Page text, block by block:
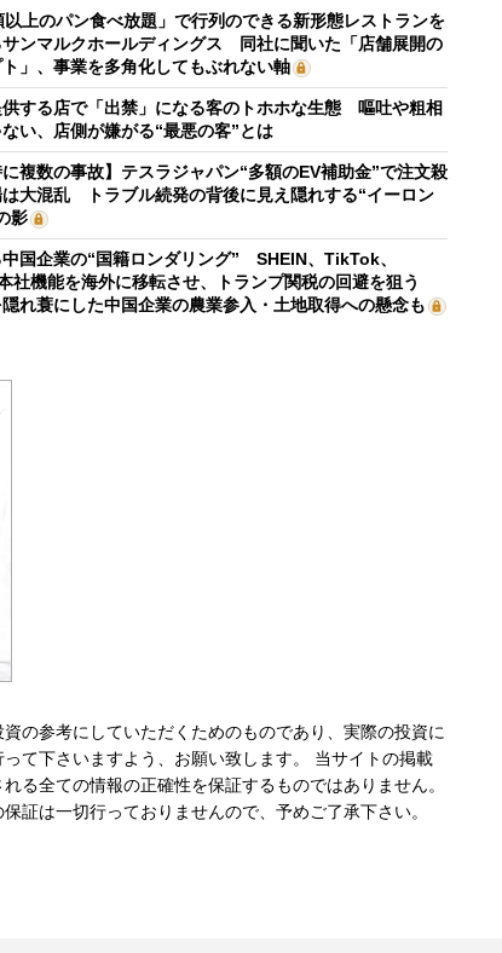
以上のパン食べ放題」で行列のできる新形態レストランを
ンマルクホールディングス 同社に聞いた「店舗展開の
ト」、事業を多角化してもぶれない軸
供する店で「出禁」になる客のトホホな生態 嘔吐や粗相
い、店側が嫌がる“最悪の客”とは
に複数の事故】テスラジャパン“多額のEV補助金”で注文殺
大混乱 トラブル続発の背後に見え隠れする“イーロン
影
国企業の“国籍ロンダリング” SHEIN、TikTok、
社機能を海外に移転させ、トランプ関税の回避を狙う
れ蓑にした中国企業の農業参入・土地取得への懸念も
の参考にしていただくためのものであり、実際の投資に
て下さいますよう、お願い致します。 当サイトの掲載
る全ての情報の正確性を保証するものではありません。
証は一切行っておりませんので、予めご了承下さい。